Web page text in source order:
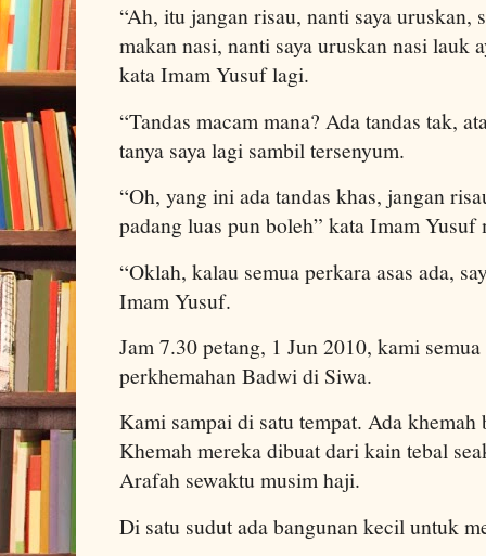
“Ah, itu jangan risau, nanti saya uruskan,
makan nasi, nanti saya uruskan nasi lauk
kata Imam Yusuf lagi.
“Tandas macam mana? Ada tandas tak,
tanya saya lagi sambil tersenyum.
“Oh, yang ini ada tandas khas, jangan
padang luas pun boleh” kata Imam Yusuf
“Oklah, kalau semua perkara asas ada,
Imam Yusuf.
Jam 7.30 petang, 1 Jun 2010, kami
perkhemahan Badwi di Siwa.
Kami sampai di satu tempat. Ada
Khemah mereka dibuat dari kain tebal
Arafah sewaktu musim haji.
Di satu sudut ada bangunan kecil untuk